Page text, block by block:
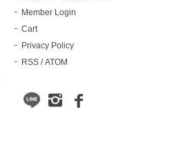
Member Login
Cart
Privacy Policy
RSS /ATOM